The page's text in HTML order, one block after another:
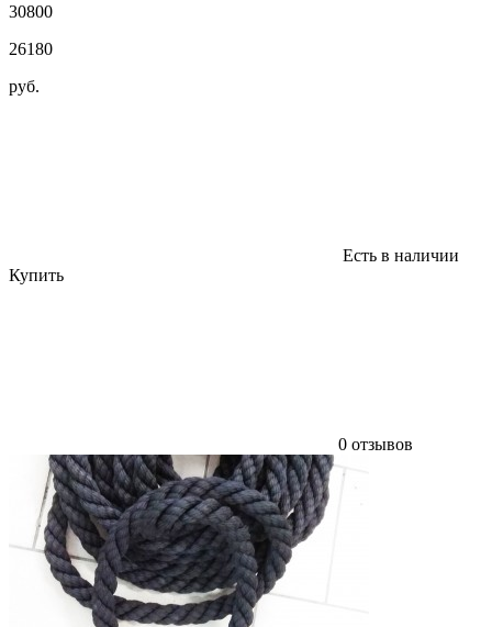
30800
26180
руб.
Есть в наличии
Купить
0 отзывов